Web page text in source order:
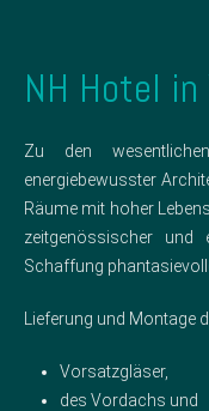
NH Hotel
Zu den
energiebewusster
Räume mit hoher
zeitgenössischer und
Schaffung
Lieferung und Montage
Vorsatzgläser,
des Vordachs und